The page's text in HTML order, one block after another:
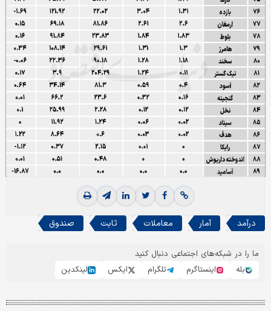
درآمد آمار معاملات ثابت صندوق
ما را در شبکه‌های اجتماعی دنبال کنید
بله
اینستاگرم تلگرام ایکس لینکدین